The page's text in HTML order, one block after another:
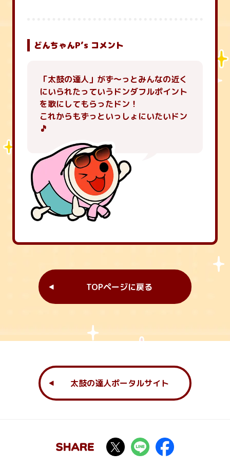
どんちゃんP’s コメント
「太鼓の達人」がず～っとみんなの近く
にいられたっていうドンダフルポイント
を歌にしてもらったドン！
これからもずっといっしょにいたいドン
🎵
TOPページに戻る
太鼓の達人ポータルサイト
SHARE